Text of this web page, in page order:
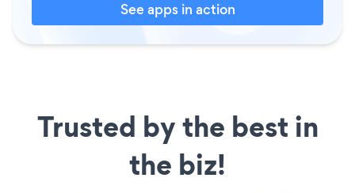
See apps in action
Trusted by the best in
the biz!